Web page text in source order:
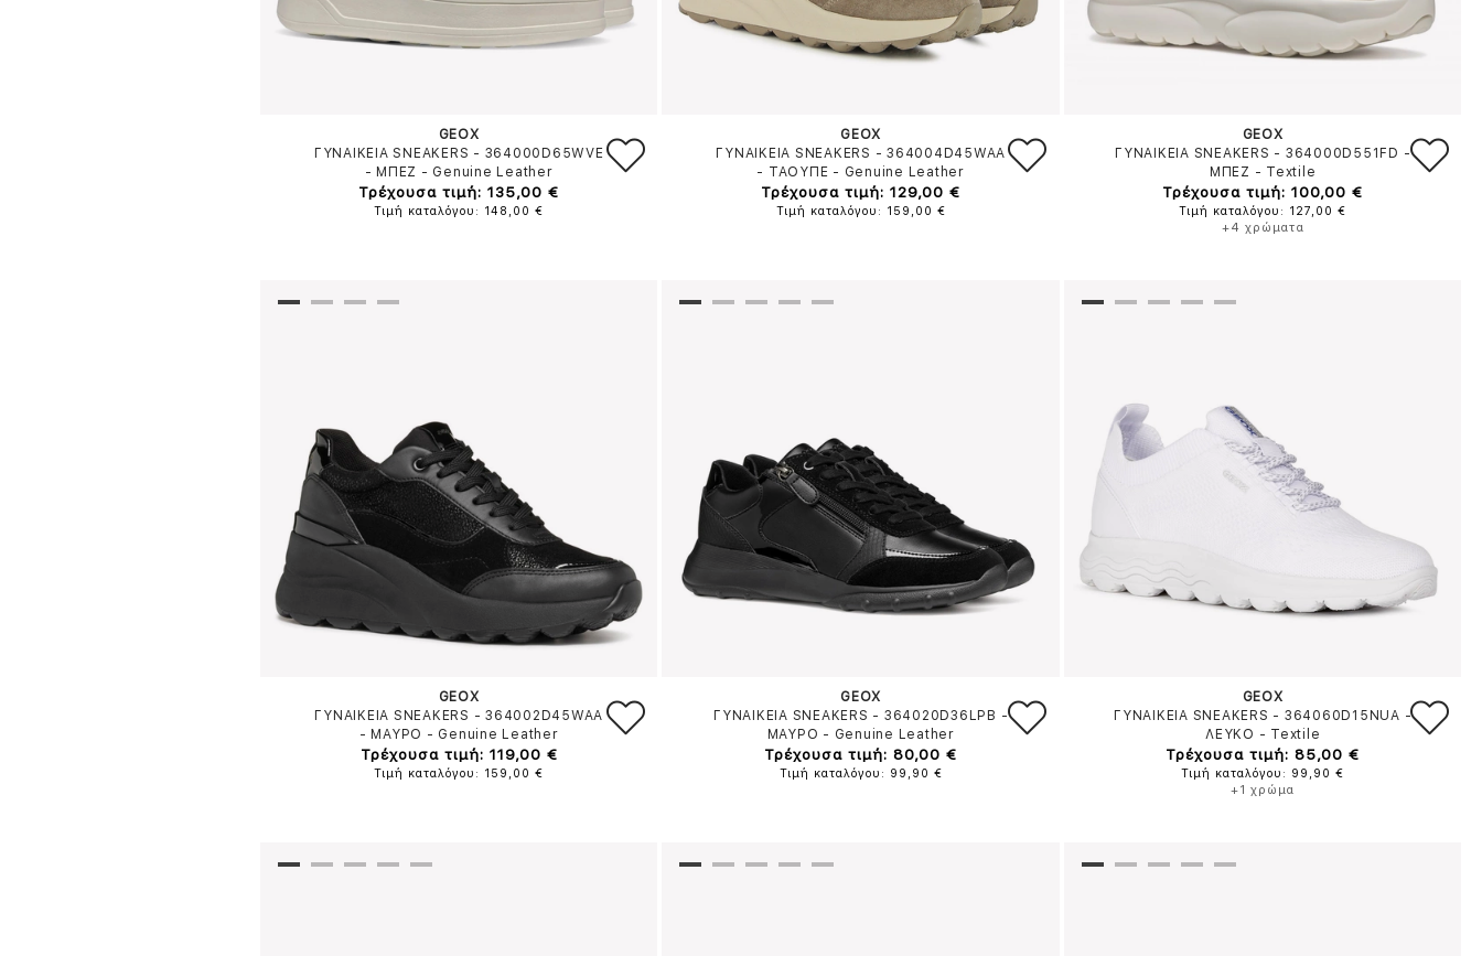
GEOX
ΓΥΝΑΙΚΕΙΑ SNEAKERS - 364000D65WVE
- ΜΠΕΖ - Genuine Leather
Τρέχουσα τιμή: 135,00 €
Τιμή καταλόγου: 148,00 €
GEOX
ΓΥΝΑΙΚΕΙΑ SNEAKERS - 364004D45WAA
- ΤΑΟΥΠΕ - Genuine Leather
Τρέχουσα τιμή: 129,00 €
Τιμή καταλόγου: 159,00 €
GEOX
ΓΥΝΑΙΚΕΙΑ SNEAKERS - 364000D551FD -
ΜΠΕΖ - Textile
Τρέχουσα τιμή: 100,00 €
Τιμή καταλόγου: 127,00 €
+4 χρώματα
GEOX
ΓΥΝΑΙΚΕΙΑ SNEAKERS - 364002D45WAA
- ΜΑΥΡΟ - Genuine Leather
Τρέχουσα τιμή: 119,00 €
Τιμή καταλόγου: 159,00 €
GEOX
ΓΥΝΑΙΚΕΙΑ SNEAKERS - 364020D36LPB -
ΜΑΥΡΟ - Genuine Leather
Τρέχουσα τιμή: 80,00 €
Τιμή καταλόγου: 99,90 €
GEOX
ΓΥΝΑΙΚΕΙΑ SNEAKERS - 364060D15NUA -
ΛΕΥΚΟ - Textile
Τρέχουσα τιμή: 85,00 €
Τιμή καταλόγου: 99,90 €
+1 χρώμα